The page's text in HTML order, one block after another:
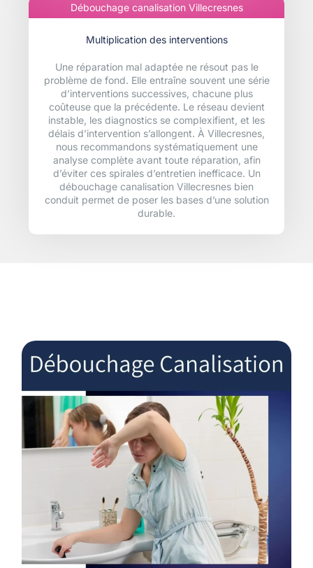
Débouchage canalisation Villecresnes
Multiplication des interventions
Une réparation mal adaptée ne résout pas le
problème de fond. Elle entraîne souvent une série
d’interventions successives, chacune plus
coûteuse que la précédente. Le réseau devient
instable, les diagnostics se complexifient, et les
délais d’intervention s’allongent. À Villecresnes,
nous recommandons systématiquement une
analyse complète avant toute réparation, afin
d’éviter ces spirales d’entretien inefficace. Un
débouchage canalisation Villecresnes bien
conduit permet de poser les bases d’une solution
durable.